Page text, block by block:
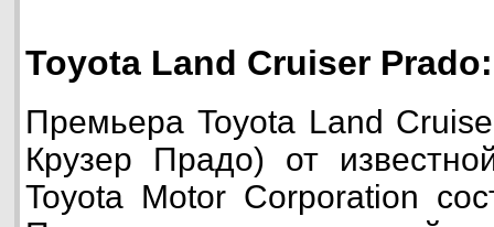
Toyota Land Cruiser Prado:
Премьера Toyota Land
Крузер Прадо) от
Toyota Motor Corporation